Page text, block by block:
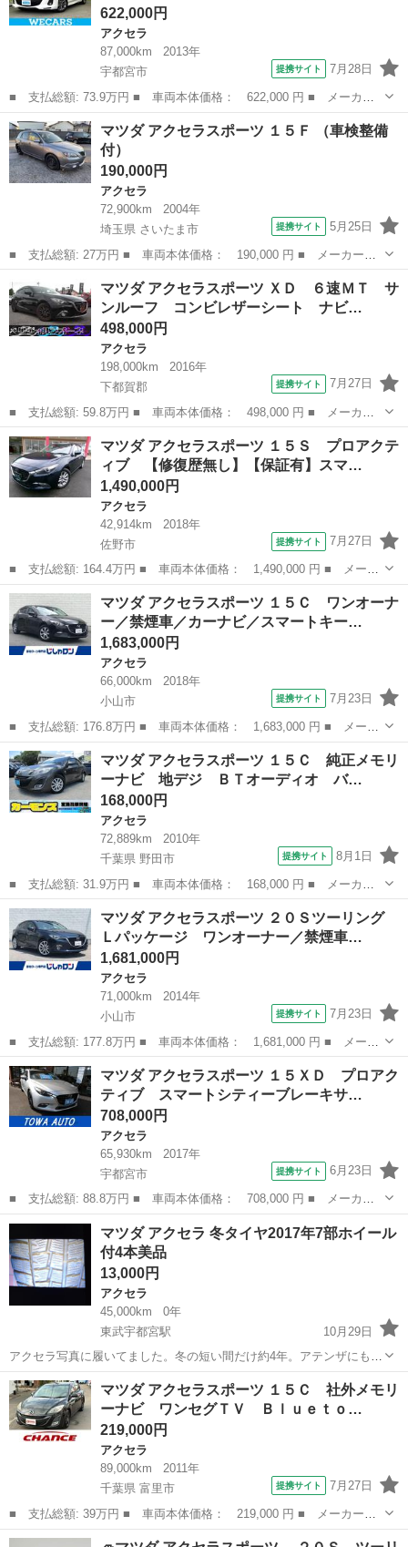
622,000円
アクセラ
87,000km
2013年
宇都宮市
提携サイト 7月28日
■ 支払総額: 73.9万円 ■ 車両本体価格： 622,000 円 ■ メーカー
名： マツダ ■ 車種名： アクセラスポーツ ■ グレード名： １
５Ｓスポーツエディション 新品タイヤ／保証書／純正 ＳＤナビ／
ヘッドランプ...
栃木 宇都宮市 アクセラ
マツダ アクセラスポーツ １５Ｆ （車検整備
付）
190,000円
アクセラ
72,900km
2004年
埼玉県 さいたま市
提携サイト 5月25日
■ 支払総額: 27万円 ■ 車両本体価格： 190,000 円 ■ メーカー
名： マツダ ■ 車種名： アクセラスポーツ ■ グレード名： １
５Ｆ ■ 排気量： 1500cc ■ ドア枚数： 5D ■ ミッション： AT...
埼玉 アクセラ
マツダ アクセラスポーツ ＸＤ ６速ＭＴ サ
ンルーフ コンビレザーシート ナビ…
498,000円
アクセラ
198,000km
2016年
下都賀郡
提携サイト 7月27日
■ 支払総額: 59.8万円 ■ 車両本体価格： 498,000 円 ■ メーカー
名： マツダ ■ 車種名： アクセラスポーツ ■ グレード名： Ｘ
Ｄ ６速ＭＴ サンルーフ コンビレザーシート ナビ 地デジ ス
マートキー ...
栃木 下都賀郡 アクセラ
マツダ アクセラスポーツ １５Ｓ プロアクテ
ィブ 【修復歴無し】【保証有】スマ…
1,490,000円
アクセラ
42,914km
2018年
佐野市
提携サイト 7月27日
■ 支払総額: 164.4万円 ■ 車両本体価格： 1,490,000 円 ■ メーカ
ー名： マツダ ■ 車種名： アクセラスポーツ ■ グレード名：
１５Ｓ プロアクティブ 【修復歴無し】【保証有】スマートキー
ＥＧプッ...
栃木 佐野市 アクセラ
マツダ アクセラスポーツ １５Ｃ ワンオーナ
ー／禁煙車／カーナビ／スマートキー…
1,683,000円
アクセラ
66,000km
2018年
小山市
提携サイト 7月23日
■ 支払総額: 176.8万円 ■ 車両本体価格： 1,683,000 円 ■ メーカ
ー名： マツダ ■ 車種名： アクセラスポーツ ■ グレード名：
１５Ｃ ワンオーナー／禁煙車／カーナビ／スマートキー／プッシュ
スタート...
栃木 小山市 アクセラ
マツダ アクセラスポーツ １５Ｃ 純正メモリ
ーナビ 地デジ ＢＴオーディオ バ…
168,000円
アクセラ
72,889km
2010年
千葉県 野田市
提携サイト 8月1日
■ 支払総額: 31.9万円 ■ 車両本体価格： 168,000 円 ■ メーカー
名： マツダ ■ 車種名： アクセラスポーツ ■ グレード名： １
５Ｃ 純正メモリーナビ 地デジ ＢＴオーディオ バックカメラ
ＥＴＣ キー...
千葉 野田市 アクセラ
マツダ アクセラスポーツ ２０Ｓツーリング
Ｌパッケージ ワンオーナー／禁煙車…
1,681,000円
アクセラ
71,000km
2014年
小山市
提携サイト 7月23日
■ 支払総額: 177.8万円 ■ 車両本体価格： 1,681,000 円 ■ メーカ
ー名： マツダ ■ 車種名： アクセラスポーツ ■ グレード名：
２０Ｓツーリング Ｌパッケージ ワンオーナー／禁煙車／カーナビ
／スマー...
栃木 小山市 アクセラ
マツダ アクセラスポーツ １５ＸＤ プロアク
ティブ スマートシティーブレーキサ…
708,000円
アクセラ
65,930km
2017年
宇都宮市
提携サイト 6月23日
■ 支払総額: 88.8万円 ■ 車両本体価格： 708,000 円 ■ メーカー
名： マツダ ■ 車種名： アクセラスポーツ ■ グレード名： １
５ＸＤ プロアクティブ スマートシティーブレーキサポート クリ
アランスソナ...
栃木 宇都宮市 アクセラ
マツダ アクセラ 冬タイヤ2017年7部ホイール
付4本美品
13,000円
アクセラ
45,000km
0年
東武宇都宮駅
10月29日
アクセラ写真に履いてました。冬の短い間だけ約4年。アテンザにも履
けます まだまだ行けます。ホイールも綺麗です。引き取りのみで。ノ
ークレームノーリターンで。 only for japanese customers No fo...
栃木 宇都宮市 東武宇都宮駅 アクセラ ホイール
マツダ アクセラスポーツ １５Ｃ 社外メモリ
ーナビ ワンセグＴＶ Ｂｌｕｅｔｏ…
219,000円
アクセラ
89,000km
2011年
千葉県 富里市
提携サイト 7月27日
■ 支払総額: 39万円 ■ 車両本体価格： 219,000 円 ■ メーカー
名： マツダ ■ 車種名： アクセラスポーツ ■ グレード名： １
千葉 富里市 アクセラ